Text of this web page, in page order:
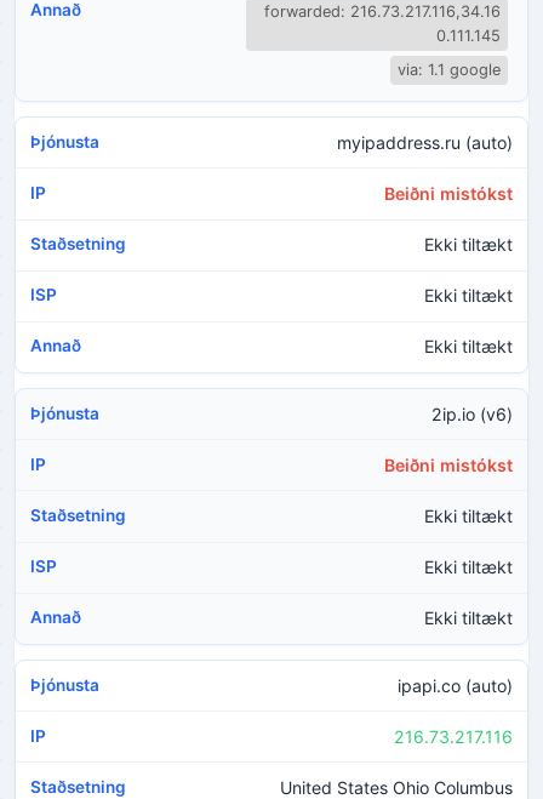
forwarded: 216.73.217.116,34.16
0.111.145
via: 1.1 google
myipaddress.ru (auto)
Beiðni mistókst
Ekki tiltækt
Ekki tiltækt
Ekki tiltækt
2ip.io (v6)
Beiðni mistókst
Ekki tiltækt
Ekki tiltækt
Ekki tiltækt
ipapi.co (auto)
216.73.217.116
United States Ohio Columbus